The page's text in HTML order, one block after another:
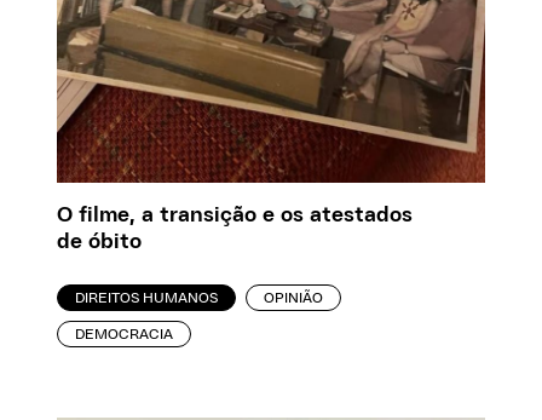
O filme, a transição e os atestados
de óbito
DIREITOS HUMANOS OPINIÃO
DEMOCRACIA